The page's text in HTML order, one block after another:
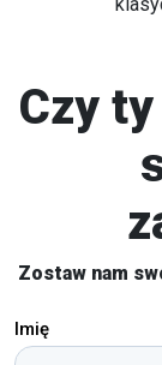
Czy
Zostaw nam